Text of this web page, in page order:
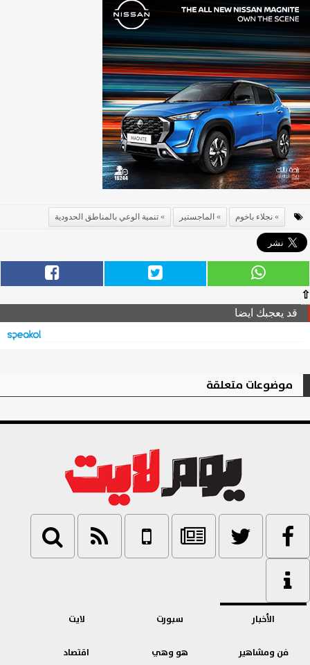
نجلاء باخوم الماجستير تنمية الوعي بالمناطق الحدودية
⇧
قد يعجبك ايضا
موضوعات متعلقة
الأخبار سبورت لايت
فن ومشاهير هو وهي اقتصاد